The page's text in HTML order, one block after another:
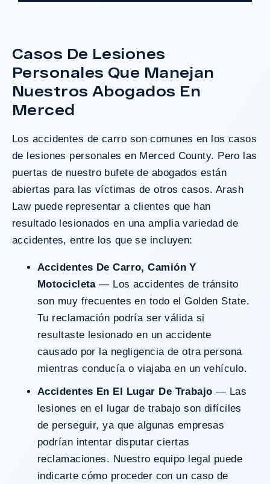
¿Tengo Un Caso?
Casos De Lesiones
Personales Que Manejan
Nuestros Abogados En
Merced
Los accidentes de carro son comunes en los casos
de lesiones personales en Merced County. Pero las
puertas de nuestro bufete de abogados están
abiertas para las víctimas de otros casos. Arash
Law puede representar a clientes que han
resultado lesionados en una amplia variedad de
accidentes, entre los que se incluyen:
Accidentes De Carro, Camión Y
Motocicleta— Los accidentes de tránsito
son muy frecuentes en todo el Golden State.
Tu reclamación podría ser válida si
resultaste lesionado en un accidente
causado por la negligencia de otra persona
mientras conducía o viajaba en un vehículo.
Accidentes En El Lugar De Trabajo — Las
lesiones en el lugar de trabajo son difíciles
de perseguir, ya que algunas empresas
podrían intentar disputar ciertas
reclamaciones. Nuestro equipo legal puede
indicarte cómo proceder con un caso de